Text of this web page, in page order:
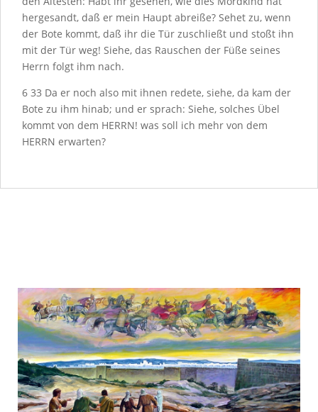
hergesandt, daß er mein Haupt abreiße? Sehet zu, wenn
der Bote kommt, daß ihr die Tür zuschließt und stoßt ihn
mit der Tür weg! Siehe, das Rauschen der Füße seines
Herrn folgt ihm nach.
6 33 Da er noch also mit ihnen redete, siehe, da kam der
Bote zu ihm hinab; und er sprach: Siehe, solches Übel
kommt von dem HERRN! was soll ich mehr von dem
HERRN erwarten?